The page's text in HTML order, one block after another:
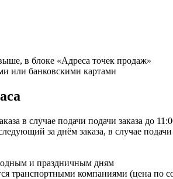
в блоке «Адреса точек продаж»
или банковскими картами
в случае подачи подачи заказа до
за днём заказа, в случае
и праздничным дням
транспортными компаниями (цена по